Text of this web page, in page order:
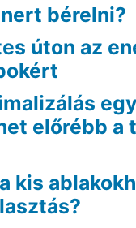
bérelni?
úton az
előrébb a
kis